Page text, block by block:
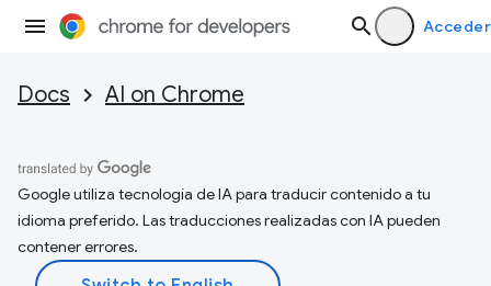
Acceder
Docs AI on Chrome
Google utiliza tecnología de IA para traducir contenido a tu
idioma preferido. Las traducciones realizadas con IA pueden
contener errores.